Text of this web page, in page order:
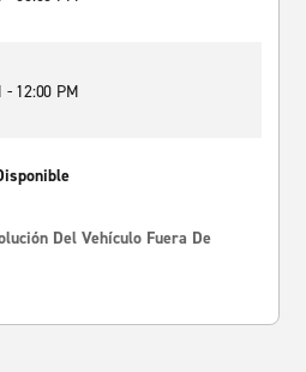
- 12:00 PM
Del Vehículo Fuera De